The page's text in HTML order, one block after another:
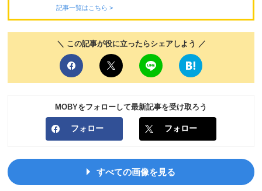
記事一覧はこちら >
＼ この記事が役に立ったらシェアしよう ／
MOBYをフォローして最新記事を受け取ろう
フォロー フォロー
すべての画像を見る